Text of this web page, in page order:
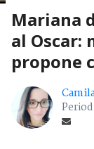
Mariana
al Oscar:
propone